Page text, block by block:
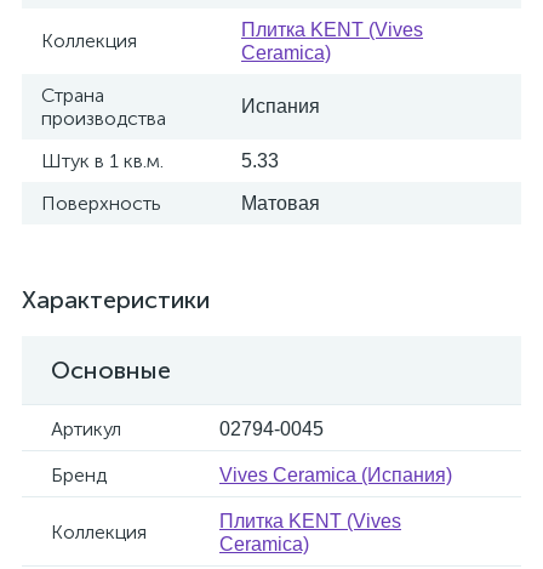
Коллекция
Плитка KENT (Vives
Ceramica)
Страна
производства
Испания
Штук в 1 кв.м. 5.33
Поверхность Матовая
Характеристики
Основные
Артикул 02794-0045
Бренд Vives Ceramica (Испания)
Коллекция
Плитка KENT (Vives
Ceramica)